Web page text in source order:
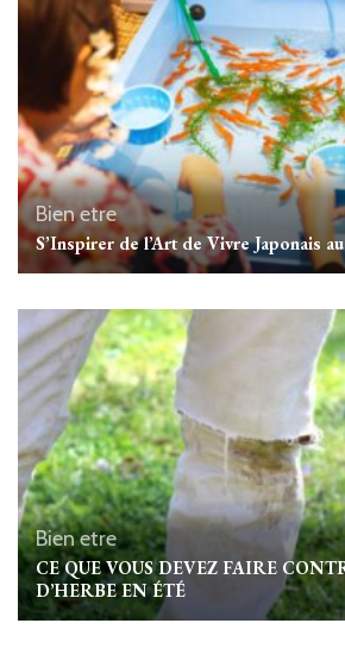
Bien etre
S’Inspirer de l’Art de Vivre Japonais
Bien etre
CE QUE VOUS DEVEZ FAIRE
D’HERBE EN ÉTÉ